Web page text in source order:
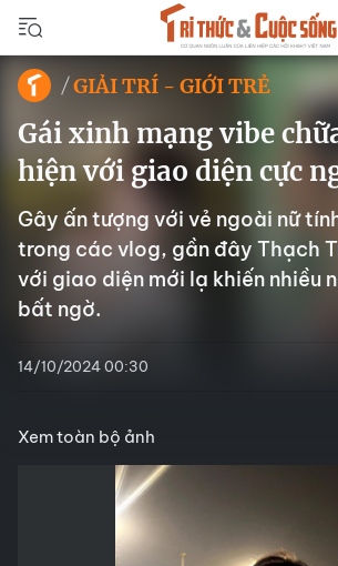
GIẢI TRÍ - GIỚI TRẺ
Gái xinh mạng vibe
hiện với giao diện cực
Gây ấn tượng với vẻ ngoài nữ
trong các vlog, gần đây Thạch
với giao diện mới lạ khiến nhiều
bất ngờ.
14/10/2024 00:30
Xem toàn bộ ảnh